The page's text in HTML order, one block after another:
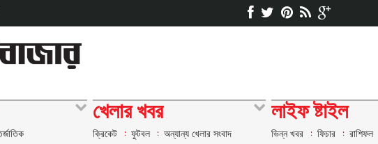
খেলার খবর
ক্রিকেট ফুটবল অন্যান্য খেলার সংবাদ
লাইফ ষ্টাইল
ভিন্ন খবর ফিচার রাশিফল